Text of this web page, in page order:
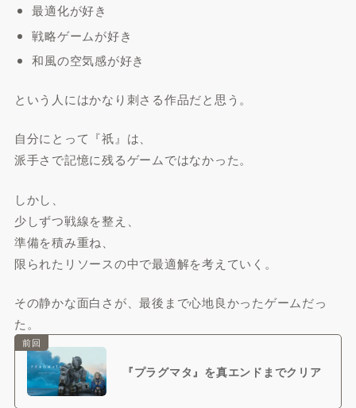
最適化が好き
戦略ゲームが好き
和風の空気感が好き
という人にはかなり刺さる作品だと思う。
自分にとって『祇』は、
派手さで記憶に残るゲームではなかった。
しかし、
少しずつ戦線を整え、
準備を積み重ね、
限られたリソースの中で最適解を考えていく。
その静かな面白さが、最後まで心地良かったゲームだっ
た。
前回
『プラグマタ』を真エンドまでクリア